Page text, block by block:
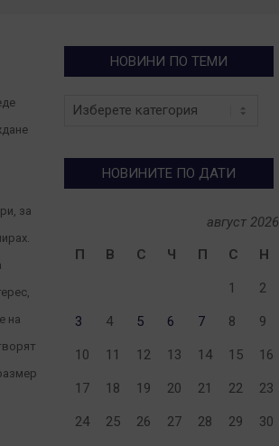
за
на
НОВИНИ ПО ТЕМИ
Новини
НОВИНИТЕ ПО ДАТИ
август 2026
П
В С Ч П С Н
1 2
3 4 5 6 7 8 9
10 11 12 13 14 15 16
17 18 19 20 21 22 23
24 25 26 27 28 29 30